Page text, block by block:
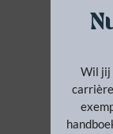
Wil jij